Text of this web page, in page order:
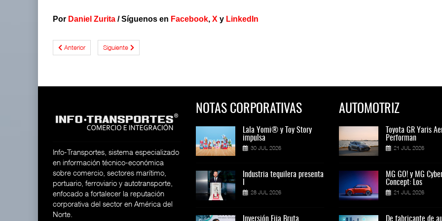
Por Daniel Zurita /Síguenos en Facebook, X y LinkedIn
Anterior Siguiente
Info-Transportes, sistema especializado
en información técnico-económica
sobre comercio, sectores marítimo,
portuario, ferroviario y autotransporte,
enfocado a fortalecer la reputación
corporativa del sector en América del
Norte.
NOTAS CORPORATIVAS
Lala Yomi® y Toy Story
Industria tequilera presenta
l
28 JUL 2026
Lala Yomi® y Toy Story
impulsa
30 JUL 2026
Industria tequilera presenta
28 JUL 2026
Inversión Fija Bruta
Lala Yomi® y Toy
impulsa
30 JUL 2026
Industria tequilera
28 JUL 2026
Inversión Fija Bruta
AUTOMOTRIZ
Toyota GR Yaris Aero
MG GO! y MG Cyber
Concept: Los
21 JUL 2026
Toyota GR Yaris Aero
Performan
21 JUL 2026
MG GO! y MG Cyber
21 JUL 2026
De fabricante de autos a
Toyota GR Yaris
Performan
21 JUL 2026
MG GO! y MG
Concept: Los
21 JUL 2026
De fabricante de